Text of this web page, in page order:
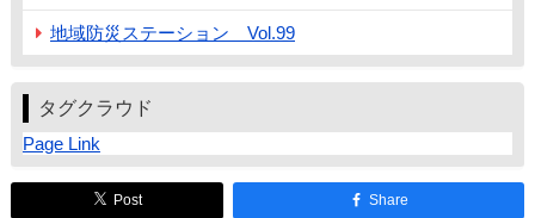
地域防災ステーション Vol.99
タグクラウド
Page Link
Post Share